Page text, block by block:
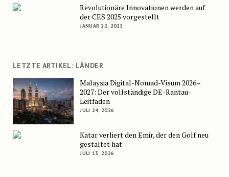
Revolutionäre Innovationen werden auf
der CES 2025 vorgestellt
JANUAR 22, 2025
LETZTE ARTIKEL: LÄNDER
Malaysia Digital-Nomad-Visum 2026–
2027: Der vollständige DE-Rantau-
Leitfaden
JULI 24, 2026
Katar verliert den Emir, der den Golf neu
gestaltet hat
JULI 13, 2026